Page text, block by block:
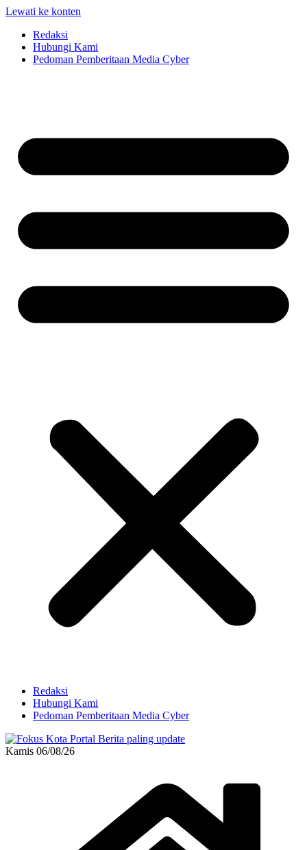
Lewati ke konten
Redaksi
Hubungi Kami
Pedoman Pemberitaan Media Cyber
Redaksi
Hubungi Kami
Pedoman Pemberitaan Media Cyber
Kamis 06/08/26